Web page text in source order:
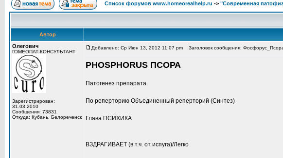
Список форумов www.homeorealhelp.ru -> "Современная
Автор
Олегович
ГОМЕОПАТ-КОНСУЛЬТАНТ
Зарегистрирован:
31.03.2010
Сообщения: 73831
Откуда: Кубань, Белореченск
Добавлено: Ср Июн 13, 2012 11:07 pm Заголовок сообщения:
PHOSPHORUS ПСОРА
Патогенез препарата.
По реперторию Объединенный реперторий (Синтез)
Глава ПСИХИКА
ВЗДРАГИВАЕТ (в т.ч. от испуга)/Легко